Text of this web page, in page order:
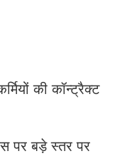
की कॉन्ट्रैक्ट
पर बड़े स्तर पर